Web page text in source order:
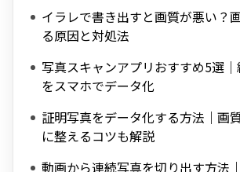
イラレで書き出すと画質が悪い？
る原因と対処法
写真スキャンアプリおすすめ5選
をスマホでデータ化
証明写真をデータ化する方法｜画
に整えるコツも解説
動画から連続写真を切り出す方法